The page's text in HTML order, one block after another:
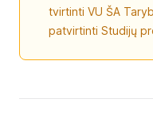
tvirtinti VU ŠA
patvirtinti Studijų